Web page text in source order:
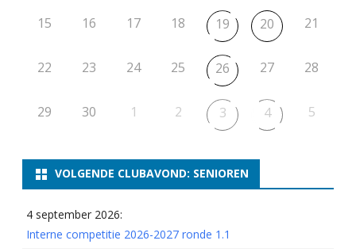
5
15 16 17 18 19 20 21
22 23 24 25 26 27 28
29 30 1 2 3 4 5
VOLGENDE CLUBAVOND: SENIOREN
4 september 2026:
Interne competitie 2026-2027 ronde 1.1